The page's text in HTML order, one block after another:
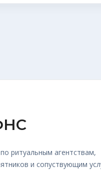
ритуальным агентствам,
и сопуствующим